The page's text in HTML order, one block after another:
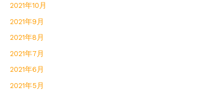
2021年10月
2021年9月
2021年8月
2021年7月
2021年6月
2021年5月